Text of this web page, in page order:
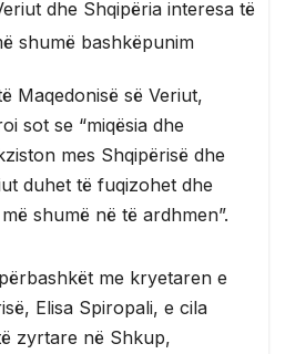
Maqedonisë së Veriut,
sot se “miqësia dhe
mes Shqipërisë dhe
duhet të fuqizohet dhe
shumë në të ardhmen”.
me kryetaren e
Elisa Spiropali, e cila
zyrtare në Shkup,